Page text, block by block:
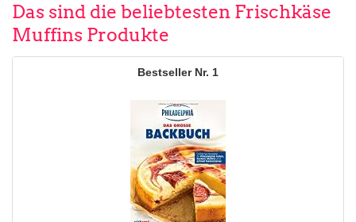
Das sind die beliebtesten Frischkäse
Muffins Produkte
1